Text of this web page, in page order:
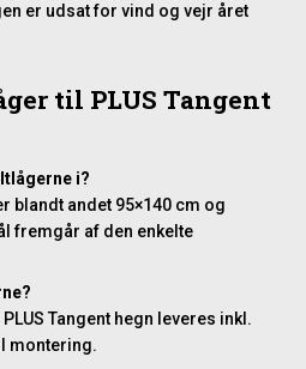
er udsat for vind og vejr året
til PLUS Tangent
i?
blandt andet 95×140 cm og
fremgår af den enkelte
Tangent hegn leveres inkl.
montering.